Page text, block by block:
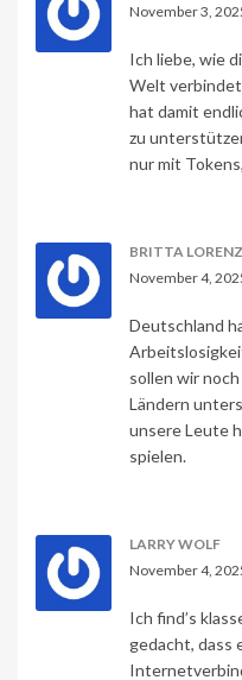
November 3,
Ich liebe, wie
Welt
hat damit
zu
nur mit
BRITTA LORENZ
November 4,
Deutschland
sollen wir
Ländern
unsere Leute
spielen.
LARRY WOLF
November 4,
Ich find’s
gedacht, dass